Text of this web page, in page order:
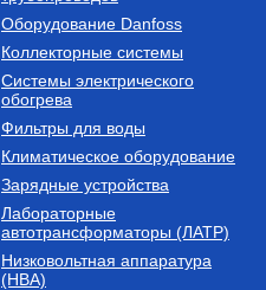
Оборудование Danfoss
Коллекторные системы
Системы электрического
обогрева
Фильтры для воды
Климатическое оборудование
Зарядные устройства
Лабораторные
автотрансформаторы (ЛАТР)
Низковольтная аппаратура
(НВА)